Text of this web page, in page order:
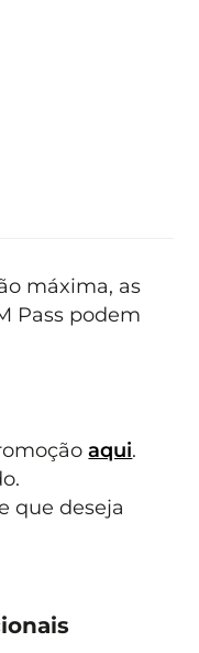
máxima, as
Pass podem
aqui.
que deseja